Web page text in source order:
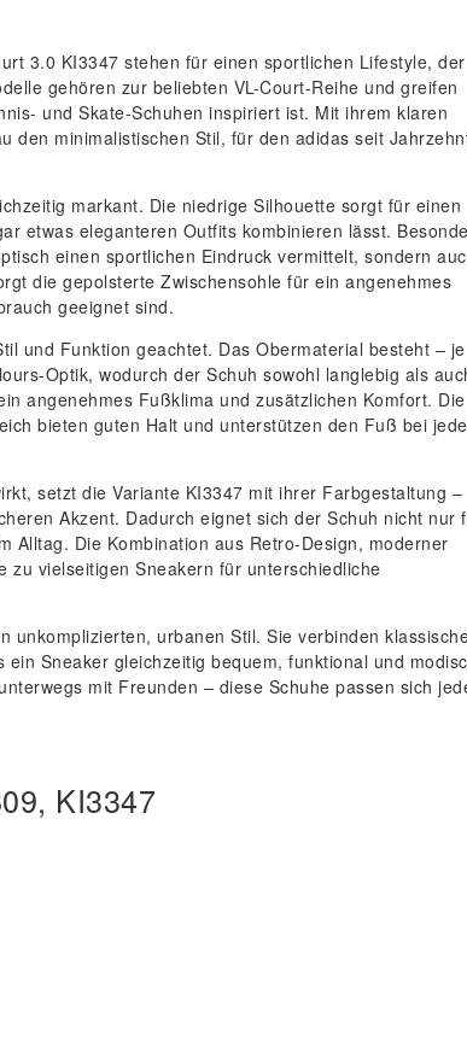
3.0 KI3347 stehen für einen sportlichen Lifestyle, der
gehören zur beliebten VL-Court-Reihe und greifen
und Skate-Schuhen inspiriert ist. Mit ihrem klaren
den minimalistischen Stil, für den adidas seit
markant. Die niedrige Silhouette sorgt für einen
etwas eleganteren Outfits kombinieren lässt.
einen sportlichen Eindruck vermittelt, sondern
die gepolsterte Zwischensohle für ein angenehmes
geeignet sind.
und Funktion geachtet. Das Obermaterial besteht – je
Optik, wodurch der Schuh sowohl langlebig als
angenehmes Fußklima und zusätzlichen Komfort. Die
bieten guten Halt und unterstützen den Fuß bei
setzt die Variante KI3347 mit ihrer Farbgestaltung –
Akzent. Dadurch eignet sich der Schuh nicht nur
Alltag. Die Kombination aus Retro-Design, moderner
zu vielseitigen Sneakern für unterschiedliche
unkomplizierten, urbanen Stil. Sie verbinden
Sneaker gleichzeitig bequem, funktional und
mit Freunden – diese Schuhe passen sich
KI3347